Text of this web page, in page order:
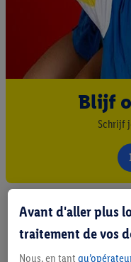
Blijf
Schrijf
Avant d'aller plus
traitement de vos
Nous, en tant